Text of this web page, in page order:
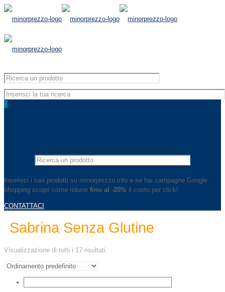
0
Inserisci i tuoi prodotti su minorprezzo.info e se hai campagne Google
shopping scopri come ridurre fino al -20% il costo per click!
CONTATTACI
Sabrina Senza Glutine
Visualizzazione di tutti i 17 risultati